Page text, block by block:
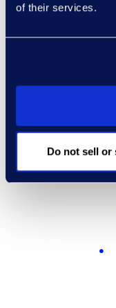
of their services.
Do not sell or